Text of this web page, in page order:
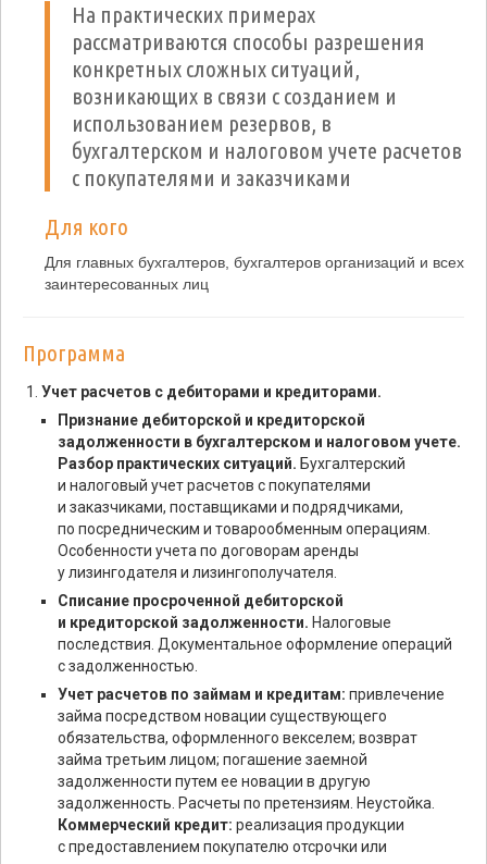
На практических примерах
рассматриваются способы разрешения
конкретных сложных ситуаций,
возникающих в связи с созданием и
использованием резервов, в
бухгалтерском и налоговом учете расчетов
с покупателями и заказчиками
Для кого
Для главных бухгалтеров, бухгалтеров организаций и всех
заинтересованных лиц
Программа
Учет расчетов с дебиторами и кредиторами.
Признание дебиторской и кредиторской
задолженности в бухгалтерском и налоговом учете.
Разбор практических ситуаций. Бухгалтерский
и налоговый учет расчетов с покупателями
и заказчиками, поставщиками и подрядчиками,
по посредническим и товарообменным операциям.
Особенности учета по договорам аренды
у лизингодателя и лизингополучателя.
Списание просроченной дебиторской
и кредиторской задолженности. Налоговые
последствия. Документальное оформление операций
с задолженностью.
Учет расчетов по займам и кредитам: привлечение
займа посредством новации существующего
обязательства, оформленного векселем; возврат
займа третьим лицом; погашение заемной
задолженности путем ее новации в другую
задолженность. Расчеты по претензиям. Неустойка.
Коммерческий кредит: реализация продукции
с предоставлением покупателю отсрочки или